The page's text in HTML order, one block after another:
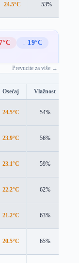
24.5°C 53%
↓ 19°C
Prevucite za više →
Osećaj Vlažnost
24.5°C 54%
23.9°C 56%
23.1°C 59%
22.2°C 62%
21.2°C 63%
20.5°C 65%